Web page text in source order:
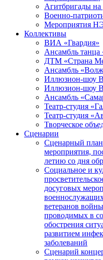
Агитбригады на
Военно-
Мероприятия
Коллективы
ВИА «Гвардия»
Ансамбль танца
ДТМ «Страна
Ансамбль
Иллюзион-шоу
Иллюзион-шоу
Ансамбль
Театр-студия
Театр-студия
Творческое
Сценарии
Сценарный
мероприятия,
летию со дня
Социальное и
досуговых
ветеранов
проводимых в
обострения
развитием
заболеваний
Сценарий